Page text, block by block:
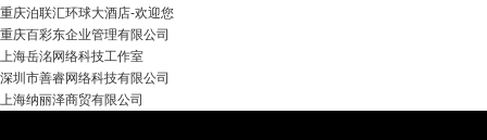
重庆泊联汇环球大酒店-欢迎您
重庆百彩东企业管理有限公司
上海岳洺网络科技工作室
深圳市善睿网络科技有限公司
上海纳丽泽商贸有限公司